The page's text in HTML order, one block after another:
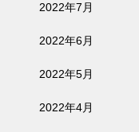
2022年7月
2022年6月
2022年5月
2022年4月